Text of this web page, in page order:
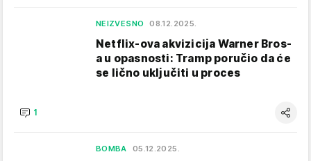
NEIZVESNO 08.12.2025.
Netflix-ova akvizicija Warner Bros-
a u opasnosti: Tramp poručio da će
se lično uključiti u proces
1
BOMBA 05.12.2025.